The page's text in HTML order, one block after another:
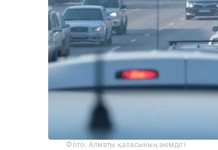
Фото: Алматы қаласының әкімдігі